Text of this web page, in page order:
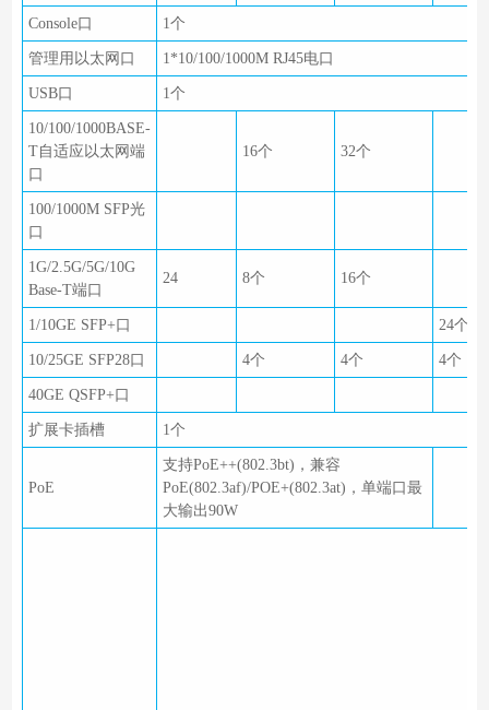
Console口 1个
管理用以太网口 1*10/100/1000M RJ45电口
USB口 1个
10/100/1000BASE-
T自适应以太网端
口
16个 32个
100/1000M SFP光
口
1G/2.5G/5G/10G
Base-T端口
24 8个 16个
1/10GE SFP+口 24个
10/25GE SFP28口 4个 4个 4个
40GE QSFP+口
扩展卡插槽 1个
PoE
支持PoE++(802.3bt)，兼容
PoE(802.3af)/POE+(802.3at)，单端口最
大输出90W